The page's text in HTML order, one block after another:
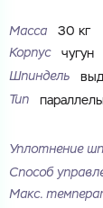
Масса
30 кг
Корпус
чугун
Шпиндель
Тип
Уплотнение
Способ
Макс.